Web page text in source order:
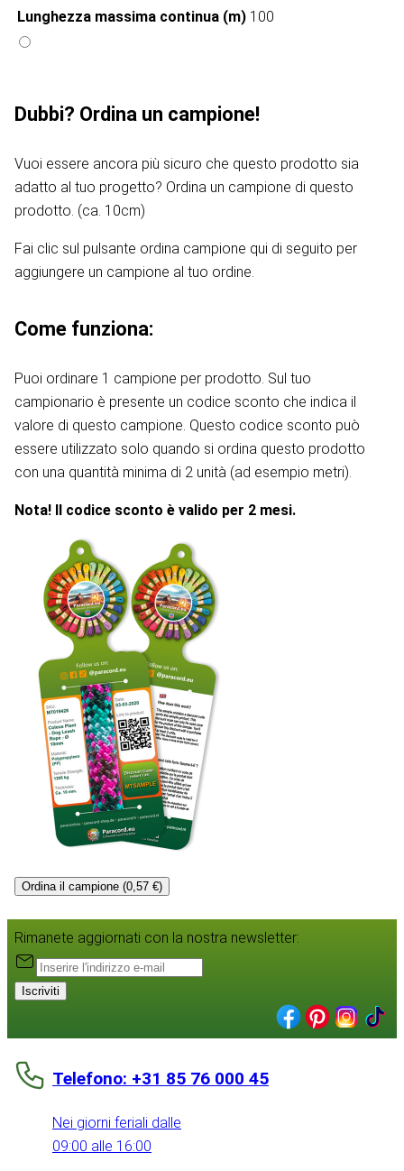
Lunghezza massima continua (m) 100
Dubbi? Ordina un campione!
Vuoi essere ancora più sicuro che questo prodotto sia
adatto al tuo progetto? Ordina un campione di questo
prodotto. (ca. 10cm)
Fai clic sul pulsante ordina campione qui di seguito per
aggiungere un campione al tuo ordine.
Come funziona:
Puoi ordinare 1 campione per prodotto. Sul tuo
campionario è presente un codice sconto che indica il
valore di questo campione. Questo codice sconto può
essere utilizzato solo quando si ordina questo prodotto
con una quantità minima di 2 unità (ad esempio metri).
Nota! Il codice sconto è valido per 2 mesi.
Ordina il campione (0,57 €)
Rimanete aggiornati con la nostra newsletter:
Iscriviti
Telefono: +31 85 76 000 45
Nei giorni feriali dalle
09:00 alle 16:00